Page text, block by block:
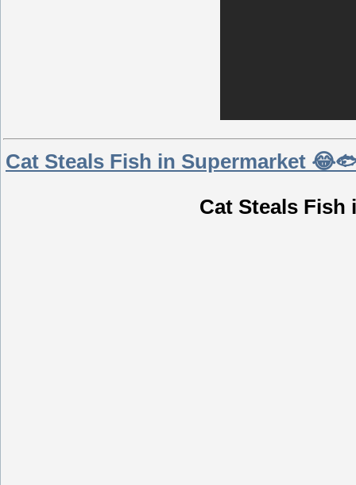
Cat Steals Fish in Supermarket
Cat Steals